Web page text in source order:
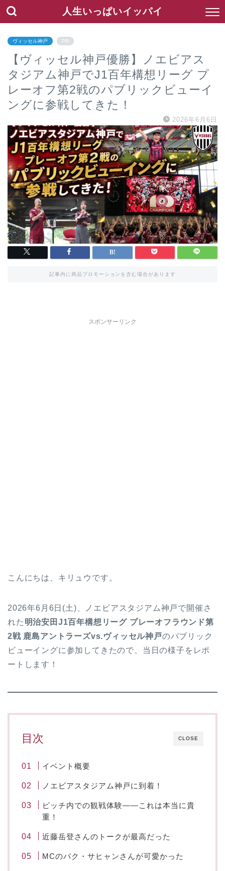
人生いっぱいイッパイ
ヴィッセル神戸 PR
【ヴィッセル神戸優勝】ノエビアス
タジアム神戸でJ1百年構想リーグ プ
レーオフ第2戦のパブリックビューイ
ングに参戦してきた！
2026年6月6日
記事内に商品プロモーションを含む場合があります
スポンサーリンク
こんにちは、キリュウです。
2026年6月6日(土)、ノエビアスタジアム神戸で開催さ
れた 明治安田J1百年構想リーグ プレーオフラウンド第
2戦 鹿島アントラーズvs.ヴィッセル神戸のパブリック
ビューイングに参加してきたので、当日の様子をレポ
ートします！
CLOSE
目次
イベント概要
ノエビアスタジアム神戸に到着！
ピッチ内での観戦体験——これは本当に貴
重！
近藤岳登さんのトークが最高だった
MCのパク・サヒャンさんが可愛かった